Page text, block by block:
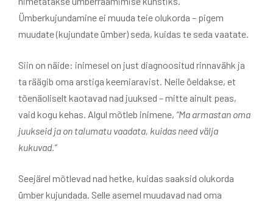
Ümberkujundamine ei muuda teie olukorda – pigem
muudate (kujundate ümber) seda, kuidas te seda vaatate.
Siin on näide: inimesel on just diagnoositud rinnavähk ja
ta räägib oma arstiga keemiaravist. Neile öeldakse, et
tõenäoliselt kaotavad nad juuksed – mitte ainult peas,
vaid kogu kehas. Algul mõtleb inimene, “Ma armastan oma
juukseid ja on talumatu vaadata, kuidas need välja
kukuvad.”
Seejärel mõtlevad nad hetke, kuidas saaksid olukorda
ümber kujundada. Selle asemel muudavad nad oma